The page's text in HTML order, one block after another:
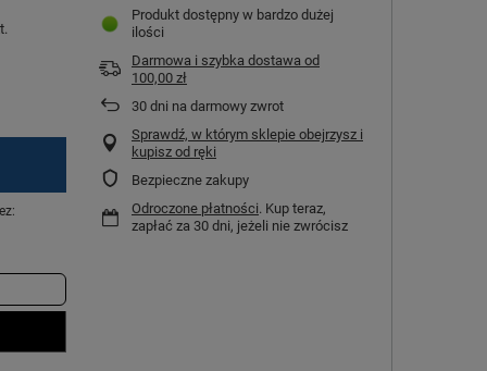
Produkt dostępny w bardzo dużej
ilości
Darmowa i szybka dostawa od
100,00 zł
30 dni na darmowy zwrot
Sprawdź, w którym sklepie obejrzysz i
kupisz od ręki
Bezpieczne zakupy
Odroczone płatności. Kup teraz,
zapłać za 30 dni, jeżeli nie zwrócisz